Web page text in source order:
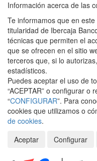
Información acerca de las
Te informamos que en
titularidad de Ibercaja
técnicas que permiten el
que se ofrecen en el sitio
terceros que, si lo
estadísticos.
Puedes aceptar el uso de
“ACEPTAR” o configurar o
“CONFIGURAR”. Para
cookies que utilizamos o
de cookies.
Aceptar
Configurar